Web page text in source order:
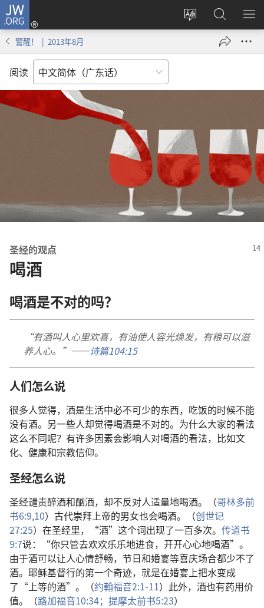
JW.ORG
更
言
登
录
（打
口）
搜
索
JW.ORG
显
警醒！ | 2013年8月
阅读
圣经的观点
喝酒
喝酒是不对的吗？
“有酒叫人心里欢喜，有油使人容光焕发，有粮可以滋
养人心。”——诗篇104:15
人们怎么说
很多人觉得，酒是生活中必不可少的东西，吃饭的时候不能
没有酒。另一些人却觉得喝酒是不对的。为什么大家的看法
这么不同呢？有许多因素会影响人对喝酒的看法，比如文
化、健康和宗教信仰。
圣经怎么说
圣经谴责醉酒和酗酒，却不反对人适量地喝酒。（哥林多前
书6:9,10）古代崇拜上帝的男女也会喝酒。（创世记
27:25）在圣经里，“酒”这个词出现了一百多次。 传道书
9:7说：“你只管去欢欢乐乐地进食，开开心心地喝酒”。
由于酒可以让人心情舒畅，节日和婚宴等喜庆场合都少不了
酒。耶稣基督行的第一个奇迹，就是在婚宴上把水变成
了“上等的酒”。（约翰福音2:1-11）此外，酒也有药用价
值。（路加福音10:34； 提摩太前书5:23）